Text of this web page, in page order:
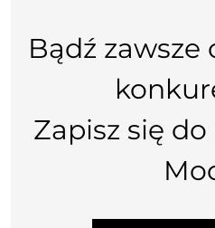
Bądź zawsze
Zapisz się